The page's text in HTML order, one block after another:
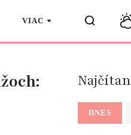
VIAC
DNES